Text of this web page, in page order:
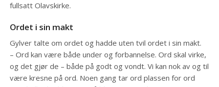
fullsatt Olavskirke.
Ordet i sin makt
Gylver talte om ordet og hadde uten tvil ordet i sin makt.
– Ord kan være både under og forbannelse. Ord skal virke,
og det gjør de – både på godt og vondt. Vi kan nok av og til
være kresne på ord. Noen gang tar ord plassen for ord